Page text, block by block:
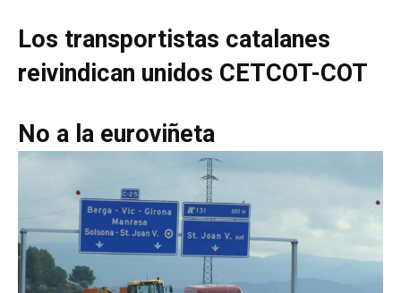
Los transportistas catalanes
reivindican unidos CETCOT-COT
No a la euroviñeta